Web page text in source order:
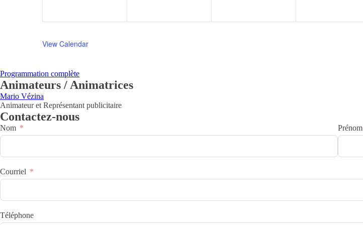
View Calendar
Programmation complète
Animateurs / Animatrices
Mario Vézina
Animateur et Représentant publicitaire
Contactez-nous
Nom Prénom
Courriel
Téléphone